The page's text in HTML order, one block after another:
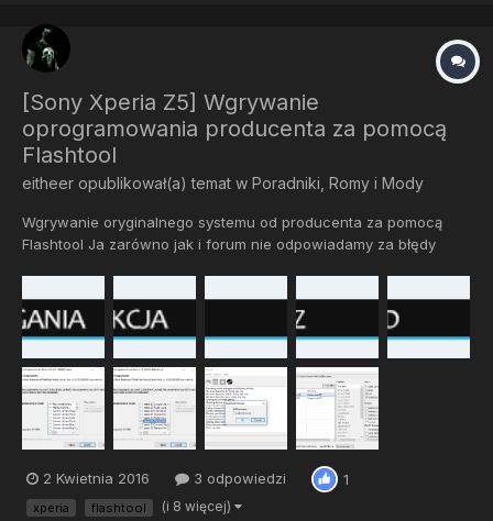
[Sony Xperia Z5] Wgrywanie
oprogramowania producenta za pomocą
Flashtool
eitheer opublikował(a) temat w Poradniki, Romy i Mody
Wgrywanie oryginalnego systemu od producenta za pomocą
Flashtool Ja zarówno jak i forum nie odpowiadamy za błędy
telefon, wgr...
2 Kwietnia 2016 3 odpowiedzi 1
xperia flashtool (i 8 więcej)